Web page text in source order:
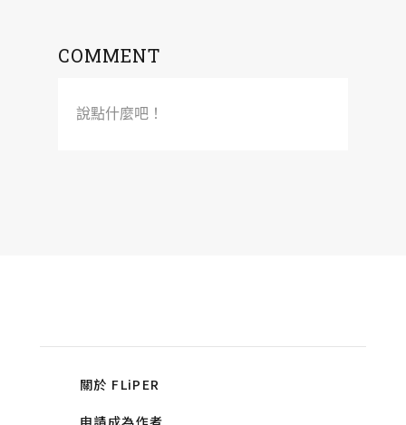
COMMENT
說點什麼吧！
關於 FLiPER
申請成為作者